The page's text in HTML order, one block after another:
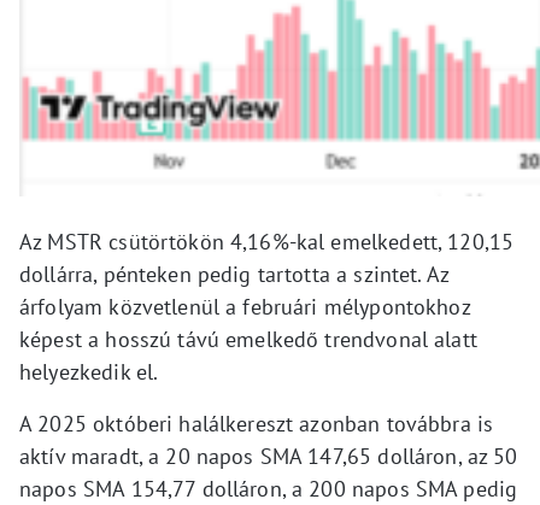
Az MSTR csütörtökön 4,16%-kal emelkedett, 120,15
dollárra, pénteken pedig tartotta a szintet. Az
árfolyam közvetlenül a februári mélypontokhoz
képest a hosszú távú emelkedő trendvonal alatt
helyezkedik el.
A 2025 októberi halálkereszt azonban továbbra is
aktív maradt, a 20 napos SMA 147,65 dolláron, az 50
napos SMA 154,77 dolláron, a 200 napos SMA pedig